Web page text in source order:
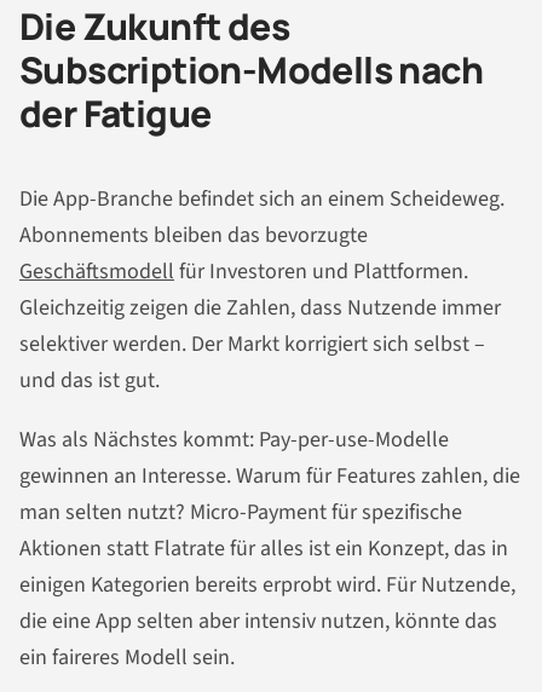
Die Zukunft des
Subscription-Modells nach
der Fatigue
Die App-Branche befindet sich an einem Scheideweg.
Abonnements bleiben das bevorzugte
Geschäftsmodell für Investoren und Plattformen.
Gleichzeitig zeigen die Zahlen, dass Nutzende immer
selektiver werden. Der Markt korrigiert sich selbst –
und das ist gut.
Was als Nächstes kommt: Pay-per-use-Modelle
gewinnen an Interesse. Warum für Features zahlen, die
man selten nutzt? Micro-Payment für spezifische
Aktionen statt Flatrate für alles ist ein Konzept, das in
einigen Kategorien bereits erprobt wird. Für Nutzende,
die eine App selten aber intensiv nutzen, könnte das
ein faireres Modell sein.